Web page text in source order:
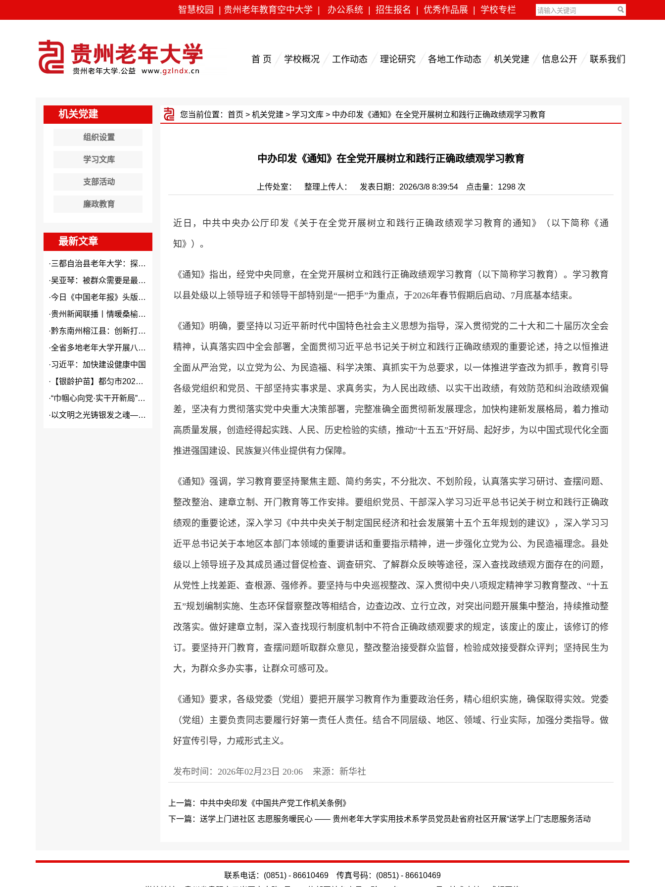
智慧校园 贵州老年教育空中大学 办公系统 招生报名 优秀作品展 学校专栏
首 页 学校概况 工作动态 理论研究 各地工作动态 机关党建 信息公开 联系我们
机关党建
组织设置
学习文库
支部活动
廉政教育
最新文章
·三都自治县老年大学：探索“N...
·吴亚琴：被群众需要是最大幸福
·今日《中国老年报》头版头条关...
·贵州新闻联播丨情暖桑榆 “银...
·黔东南州榕江县：创新打造本土...
·全省多地老年大学开展八一建军...
·习近平：加快建设健康中国
· 【银龄护苗】都匀市2026年...
·“巾帼心向党·实干开新局”2...
·以文明之光铸银发之魂——贵州...
您当前位置： 首页 > 机关党建 > 学习文库 > 中办印发《通知》在全党开展树立和践行正确政绩观学习教育
中办印发《通知》在全党开展树立和践行正确政绩观学习教育
上传处室： 整理上传人： 发表日期：2026/3/8 8:39:54 点击量：1298 次
近日，中共中央办公厅印发《关于在全党开展树立和践行正确政绩观学习教育的通知》（以下简称《通
知》）。
《通知》指出，经党中央同意，在全党开展树立和践行正确政绩观学习教育（以下简称学习教育）。学习教育
以县处级以上领导班子和领导干部特别是“一把手”为重点，于2026年春节假期后启动、7月底基本结束。
《通知》明确，要坚持以习近平新时代中国特色社会主义思想为指导，深入贯彻党的二十大和二十届历次全会
精神，认真落实四中全会部署，全面贯彻习近平总书记关于树立和践行正确政绩观的重要论述，持之以恒推进
全面从严治党，以立党为公、为民造福、科学决策、真抓实干为总要求，以一体推进学查改为抓手，教育引导
各级党组织和党员、干部坚持实事求是、求真务实，为人民出政绩、以实干出政绩，有效防范和纠治政绩观偏
差，坚决有力贯彻落实党中央重大决策部署，完整准确全面贯彻新发展理念，加快构建新发展格局，着力推动
高质量发展，创造经得起实践、人民、历史检验的实绩，推动“十五五”开好局、起好步，为以中国式现代化全面
推进强国建设、民族复兴伟业提供有力保障。
《通知》强调，学习教育要坚持聚焦主题、简约务实，不分批次、不划阶段，认真落实学习研讨、查摆问题、
整改整治、建章立制、开门教育等工作安排。要组织党员、干部深入学习习近平总书记关于树立和践行正确政
绩观的重要论述，深入学习《中共中央关于制定国民经济和社会发展第十五个五年规划的建议》，深入学习习
近平总书记关于本地区本部门本领域的重要讲话和重要指示精神，进一步强化立党为公、为民造福理念。县处
级以上领导班子及其成员通过督促检查、调查研究、了解群众反映等途径，深入查找政绩观方面存在的问题，
从党性上找差距、查根源、强修养。要坚持与中央巡视整改、深入贯彻中央八项规定精神学习教育整改、“十五
五”规划编制实施、生态环保督察整改等相结合，边查边改、立行立改，对突出问题开展集中整治，持续推动整
改落实。做好建章立制，深入查找现行制度机制中不符合正确政绩观要求的规定，该废止的废止，该修订的修
订。要坚持开门教育，查摆问题听取群众意见，整改整治接受群众监督，检验成效接受群众评判；坚持民生为
大，为群众多办实事，让群众可感可及。
《通知》要求，各级党委（党组）要把开展学习教育作为重要政治任务，精心组织实施，确保取得实效。党委
（党组）主要负责同志要履行好第一责任人责任。结合不同层级、地区、领域、行业实际，加强分类指导。做
好宣传引导，力戒形式主义。
发布时间：2026年02月23日 20:06 来源：新华社
上一篇：中共中央印发《中国共产党工作机关条例》
下一篇：送学上门进社区 志愿服务暖民心 —— 贵州老年大学实用技术系学员党员赴省府社区开展“送学上门”志愿服务活动
联系电话：(0851) - 86610469 传真号码：(0851) - 86610469